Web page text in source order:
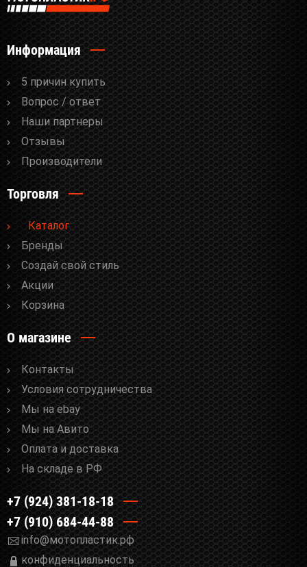
Информация
5 причин купить
Вопрос / ответ
Наши партнеры
Отзывы
Производители
Торговля
Каталог
Бренды
Cоздай свой стиль
Акции
Корзина
О магазине
Контакты
Условия сотрудничества
Мы на ebay
Мы на Авито
Оплата и доставка
На складе в РФ
+7 (924) 381-18-18
+7 (910) 684-44-88
info@мотопластик.рф
конфиденциальность